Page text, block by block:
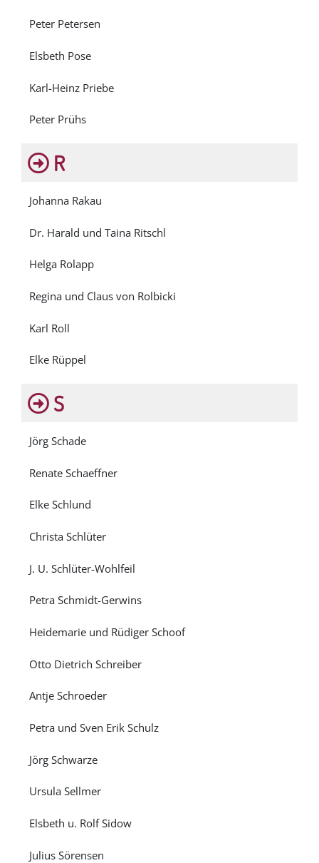
Peter Petersen
Elsbeth Pose
Karl-Heinz Priebe
Peter Prühs
R
Johanna Rakau
Dr. Harald und Taina Ritschl
Helga Rolapp
Regina und Claus von Rolbicki
Karl Roll
Elke Rüppel
S
Jörg Schade
Renate Schaeffner
Elke Schlund
Christa Schlüter
J. U. Schlüter-Wohlfeil
Petra Schmidt-Gerwins
Heidemarie und Rüdiger Schoof
Otto Dietrich Schreiber
Antje Schroeder
Petra und Sven Erik Schulz
Jörg Schwarze
Ursula Sellmer
Elsbeth u. Rolf Sidow
Julius Sörensen